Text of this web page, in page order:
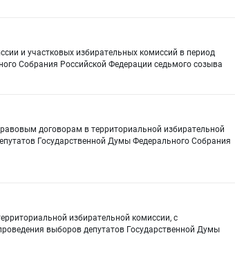
и участковых избирательных комиссий в период
Собрания Российской Федерации седьмого созыва
договорам в территориальной избирательной
Государственной Думы Федерального Собрания
избирательной комиссии, с
выборов депутатов Государственной Думы